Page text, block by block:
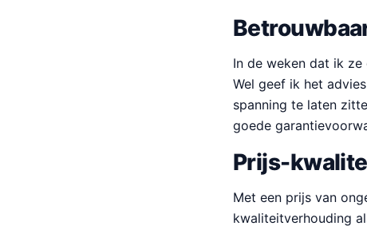
In de weken dat ik
Wel geef ik het
spanning te laten
goede
Prijs-
Met een prijs van
kwaliteitverhouding